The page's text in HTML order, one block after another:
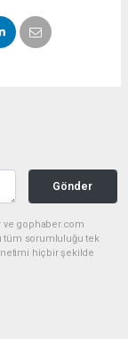
Gönder
ve gophaber.com
tüm sorumluluğu tek
hiçbir şekilde